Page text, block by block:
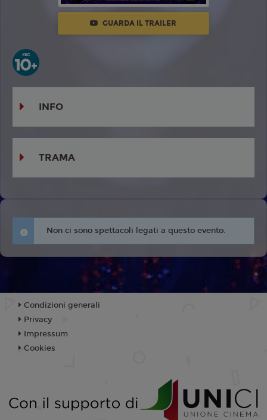
GUARDA IL TRAILER
INFO
TRAMA
Non ci sono spettacoli legati a questo evento.
Condizioni generali
Privacy
Impressum
Cookies